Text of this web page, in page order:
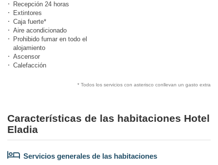
Recepción 24 horas
Extintores
Caja fuerte*
Aire acondicionado
Prohibido fumar en todo el
alojamiento
Ascensor
Calefacción
* Todos los servicios con asterisco conllevan un gasto extra
Características de las habitaciones Hotel
Eladia
Servicios generales de las habitaciones